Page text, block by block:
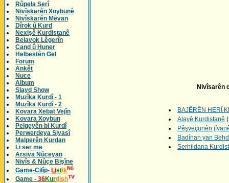
Rûpela Serî
Nivîskarên Xoybunê
Nivîskarên Mêvan
Dîrok û Kurd
Nexişê Kurdistanê
Belavok Lêgerîn
Cand û Huner
Helbestên Gel
Forum
Ankêt
Nuce
Album
Slayd Show
Muzîka Kurdî - 1
Muzîka Kurdî - 2
Kovara Xebat Vejîn
Kovara Xoybun
Pelgeyên bi Kurdî
Perwerdeya Siyasî
Malperên Kurdan
Li ser me
Arsiva Nûceyan
Nivîs & Nûçe Bişîne
Game-Cilîp- ListikNû
Game - 36KurdishTV
Nivîsarên
BAJÊRÊN HERÎ
Alayê Kurdistanê
Pêşveçunên
Badînan yan
Serhildana